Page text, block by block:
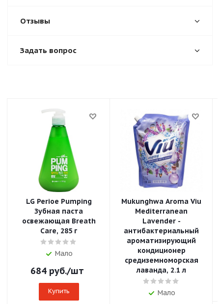
Отзывы
Задать вопрос
LG Perioe Pumping
Зубная паста
освежающая Breath
Care, 285 г
Мало
684руб./шт
Купить
Mukunghwa Aroma Viu
Mediterranean
Lavender -
антибактериальный
ароматизирующий
кондиционер
средиземноморская
лаванда, 2.1 л
Мало